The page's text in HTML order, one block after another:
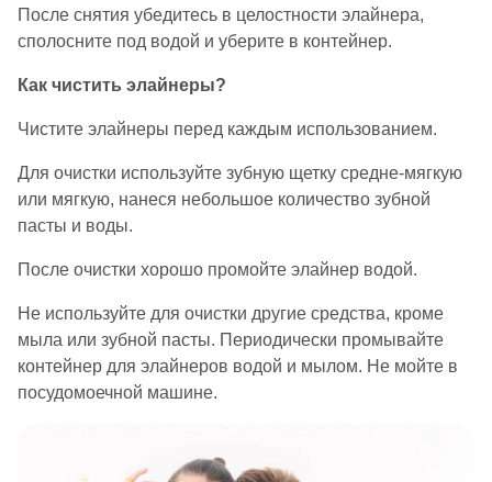
После снятия убедитесь в целостности элайнера,
сполосните под водой и уберите в контейнер.
Как чистить элайнеры?
Чистите элайнеры перед каждым использованием.
Для очистки используйте зубную щетку средне-мягкую
или мягкую, нанеся небольшое количество зубной
пасты и воды.
После очистки хорошо промойте элайнер водой.
Не используйте для очистки другие средства, кроме
мыла или зубной пасты. Периодически промывайте
контейнер для элайнеров водой и мылом. Не мойте в
посудомоечной машине.